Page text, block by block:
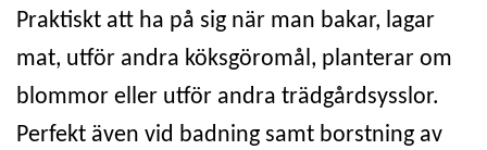
Praktiskt att ha på sig när man bakar, lagar
mat, utför andra köksgöromål, planterar om
blommor eller utför andra trädgårdsysslor.
Perfekt även vid badning samt borstning av